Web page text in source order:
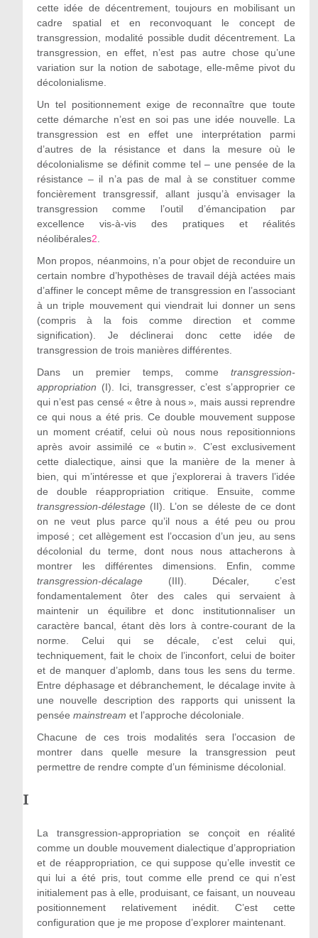
cette idée de décentrement, toujours en mobilisant un
cadre spatial et en reconvoquant le concept de
transgression, modalité possible dudit décentrement. La
transgression, en effet, n’est pas autre chose qu’une
variation sur la notion de sabotage, elle-même pivot du
décolonialisme.
Un tel positionnement exige de reconnaître que toute
cette démarche n’est en soi pas une idée nouvelle. La
transgression est en effet une interprétation parmi
d’autres de la résistance et dans la mesure où le
décolonialisme se définit comme tel – une pensée de la
résistance – il n’a pas de mal à se constituer comme
foncièrement transgressif, allant jusqu’à envisager la
transgression comme l’outil d’émancipation par
excellence vis-à-vis des pratiques et réalités
néolibérales2.
Mon propos, néanmoins, n’a pour objet de reconduire un
certain nombre d’hypothèses de travail déjà actées mais
d’affiner le concept même de transgression en l’associant
à un triple mouvement qui viendrait lui donner un sens
(compris à la fois comme direction et comme
signification). Je déclinerai donc cette idée de
transgression de trois manières différentes.
Dans un premier temps, commetransgression-
appropriation (I). Ici, transgresser, c’est s’approprier ce
qui n’est pas censé « être à nous », mais aussi reprendre
ce qui nous a été pris. Ce double mouvement suppose
un moment créatif, celui où nous nous repositionnions
après avoir assimilé ce « butin ». C’est exclusivement
cette dialectique, ainsi que la manière de la mener à
bien, qui m’intéresse et que j’explorerai à travers l’idée
de double réappropriation critique. Ensuite, comme
transgression-délestage (II). L’on se déleste de ce dont
on ne veut plus parce qu’il nous a été peu ou prou
imposé ; cet allègement est l’occasion d’un jeu, au sens
décolonial du terme, dont nous nous attacherons à
montrer les différentes dimensions. Enfin, comme
transgression-décalage
(III). Décaler, c’est
fondamentalement ôter des cales qui servaient à
maintenir un équilibre et donc institutionnaliser un
caractère bancal, étant dès lors à contre-courant de la
norme. Celui qui se décale, c’est celui qui,
techniquement, fait le choix de l’inconfort, celui de boiter
et de manquer d’aplomb, dans tous les sens du terme.
Entre déphasage et débranchement, le décalage invite à
une nouvelle description des rapports qui unissent la
pensée mainstream et l’approche décoloniale.
Chacune de ces trois modalités sera l’occasion de
montrer dans quelle mesure la transgression peut
permettre de rendre compte d’un féminisme décolonial.
I
La transgression-appropriation se conçoit en réalité
comme un double mouvement dialectique d’appropriation
et de réappropriation, ce qui suppose qu’elle investit ce
qui lui a été pris, tout comme elle prend ce qui n’est
initialement pas à elle, produisant, ce faisant, un nouveau
positionnement relativement inédit. C’est cette
configuration que je me propose d’explorer maintenant.